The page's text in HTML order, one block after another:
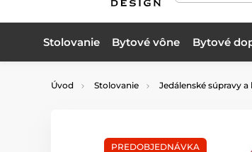
Stolovanie Bytové vône Bytové
Úvod Stolovanie Jedálenské súpravy a
PREDOBJEDNÁVKA